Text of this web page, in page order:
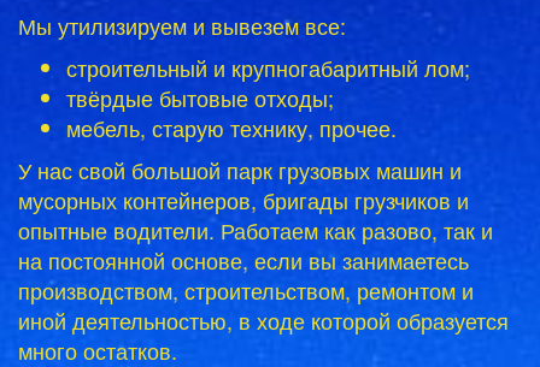
Мы утилизируем и вывезем все:
строительный и крупногабаритный лом;
твёрдые бытовые отходы;
мебель, старую технику, прочее.
У нас свой большой парк грузовых машин и
мусорных контейнеров, бригады грузчиков и
опытные водители. Работаем как разово, так и
на постоянной основе, если вы занимаетесь
производством, строительством, ремонтом и
иной деятельностью, в ходе которой образуется
много остатков.